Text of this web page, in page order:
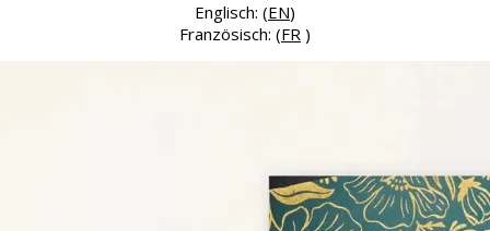
Englisch: (EN)
Französisch: (FR )